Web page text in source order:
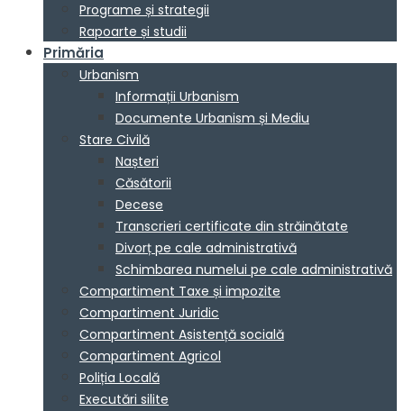
Programe și strategii
Rapoarte și studii
Primăria
Urbanism
Informații Urbanism
Documente Urbanism și Mediu
Stare Civilă
Nașteri
Căsătorii
Decese
Transcrieri certificate din străinătate
Divorț pe cale administrativă
Schimbarea numelui pe cale administrativă
Compartiment Taxe și impozite
Compartiment Juridic
Compartiment Asistență socială
Compartiment Agricol
Poliția Locală
Executări silite